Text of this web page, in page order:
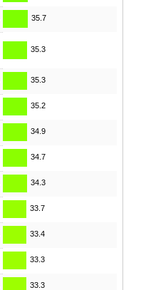
35.7
35.3
35.3
35.2
34.9
34.7
34.3
33.7
33.4
33.3
33.3